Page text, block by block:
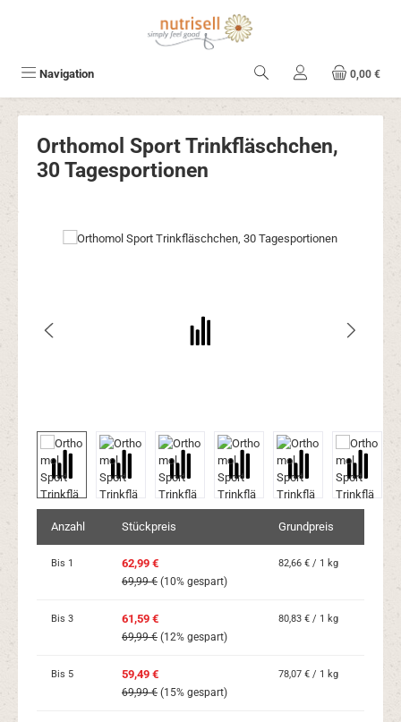
Navigation 0,00 €
Orthomol Sport Trinkfläschchen,
30 Tagesportionen
Bildergalerie überspringen
Anzahl Stückpreis Grundpreis
Bis 1 62,99 €
69,99 € (10% gespart)
82,66 € / 1 kg
Bis 3 61,59 €
69,99 € (12% gespart)
80,83 € / 1 kg
Bis 5 59,49 €
69,99 € (15% gespart)
78,07 € / 1 kg